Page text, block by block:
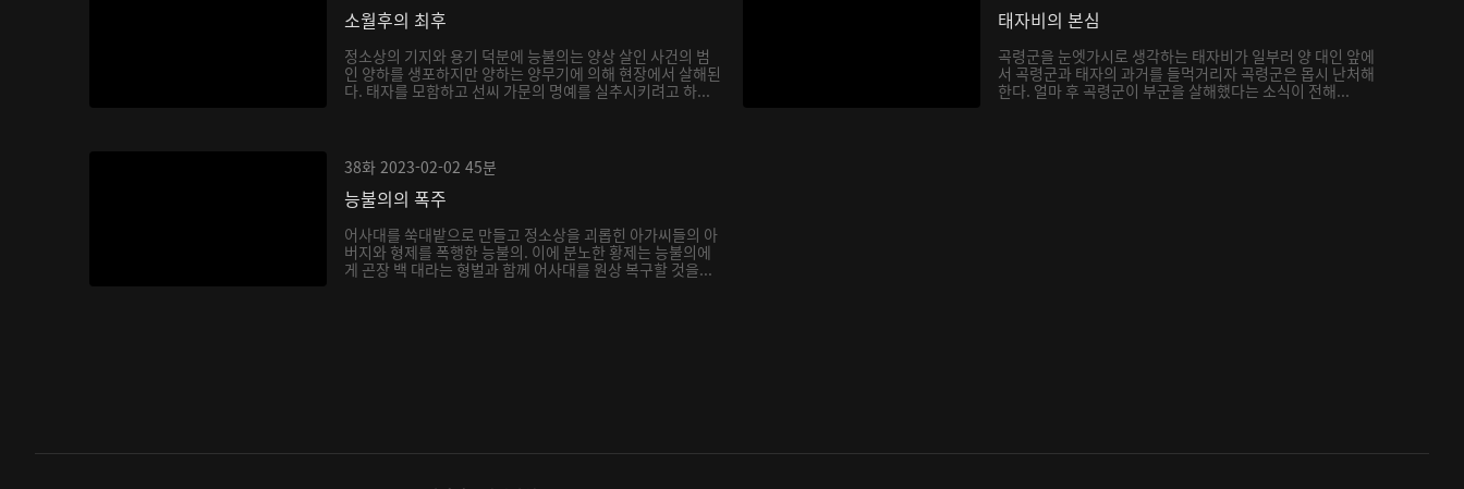
소월후의 최후
정소상의 기지와 용기 덕분에 능불의는 양상 살인 사건의 범
인 양하를 생포하지만 양하는 양무기에 의해 현장에서 살해된
다. 태자를 모함하고 선씨 가문의 명예를 실추시키려고 하...
태자비의 본심
곡령군을 눈엣가시로 생각하는 태자비가 일부러 양 대인 앞에
서 곡령군과 태자의 과거를 들먹거리자 곡령군은 몹시 난처해
한다. 얼마 후 곡령군이 부군을 살해했다는 소식이 전해...
38화 2023-02-02 45분
능불의의 폭주
어사대를 쑥대밭으로 만들고 정소상을 괴롭힌 아가씨들의 아
버지와 형제를 폭행한 능불의. 이에 분노한 황제는 능불의에
게 곤장 백 대라는 형벌과 함께 어사대를 원상 복구할 것을...